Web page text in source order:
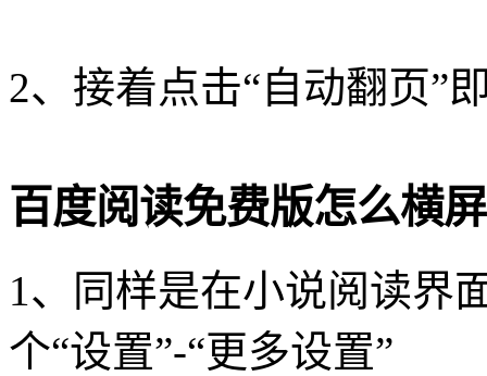
2、接着点击“自动翻页”
百度阅读免费版怎么横
1、同样是在小说阅读界
个“设置”-“更多设置”